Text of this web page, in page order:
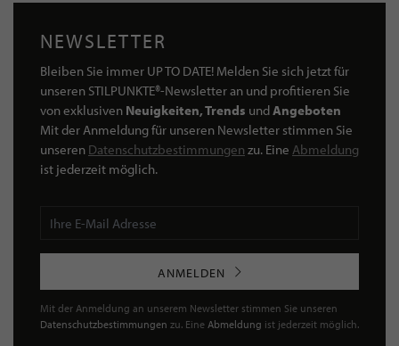
NEWSLETTER
Bleiben Sie immer UP TO DATE! Melden Sie sich jetzt für
unseren STILPUNKTE®-Newsletter an und profitieren Sie
von exklusiven Neuigkeiten, Trends undAngeboten
Mit der Anmeldung für unseren Newsletter stimmen Sie
unseren Datenschutzbestimmungen zu. Eine Abmeldung
ist jederzeit möglich.
ANMELDEN
Mit der Anmeldung an unserem Newsletter stimmen Sie unseren
Datenschutzbestimmungen zu. Eine Abmeldung ist jederzeit möglich.